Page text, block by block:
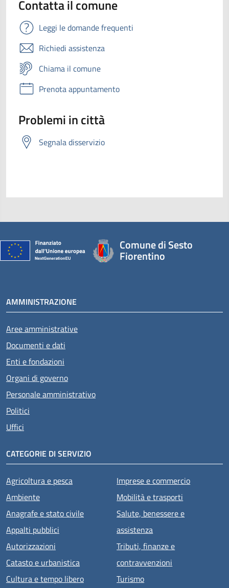
Contatta il comune
Leggi le domande frequenti
Richiedi assistenza
Chiama il comune
Prenota appuntamento
Problemi in città
Segnala disservizio
Comune di Sesto
Fiorentino
AMMINISTRAZIONE
Aree amministrative
Documenti e dati
Enti e fondazioni
Organi di governo
Personale amministrativo
Politici
Uffici
CATEGORIE DI SERVIZIO
Agricoltura e pesca
Ambiente
Anagrafe e stato civile
Appalti pubblici
Autorizzazioni
Catasto e urbanistica
Cultura e tempo libero
Imprese e commercio
Mobilità e trasporti
Salute, benessere e
assistenza
Tributi, finanze e
contravvenzioni
Turismo